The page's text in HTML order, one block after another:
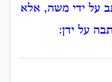
על ידי משה, אלא
על ידן: